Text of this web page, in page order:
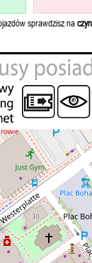
sprawdzisz na